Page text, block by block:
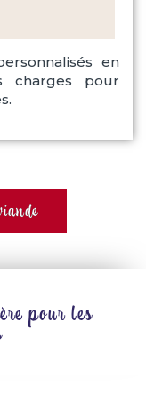
en
charges pour
pour les